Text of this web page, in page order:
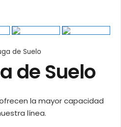
de Suelo
de Suelo
la mayor capacidad
línea.